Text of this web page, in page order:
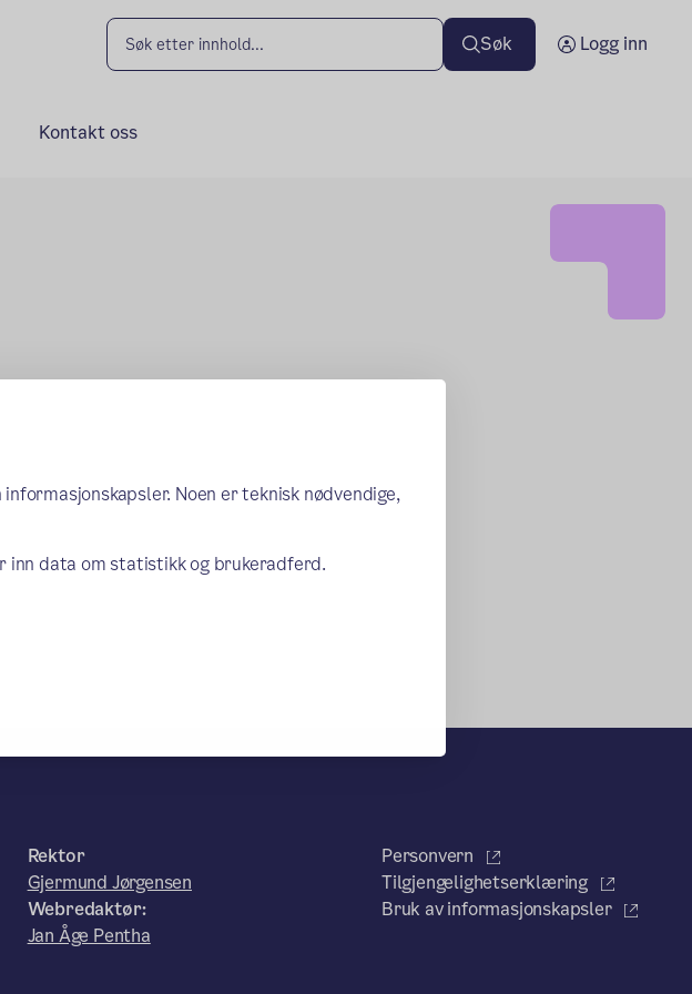
Noen er teknisk nødvendige,
inn data om statistikk og brukeradferd.
Søk Logg inn
Kontakt oss
Rektor
Gjermund Jørgensen
Webredaktør:
Jan Åge Pentha
Personvern
Tilgjengelighetserklæring
Bruk av informasjonskapsler